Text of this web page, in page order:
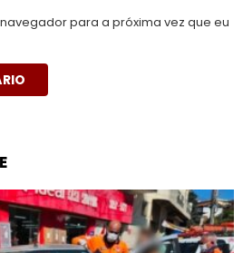
para a próxima vez que eu